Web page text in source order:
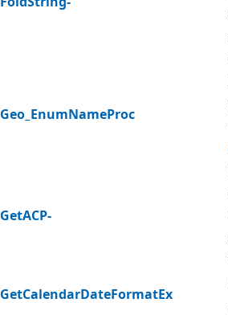
Geo_EnumNameProc
GetACP-
GetCalendarDateFormatEx